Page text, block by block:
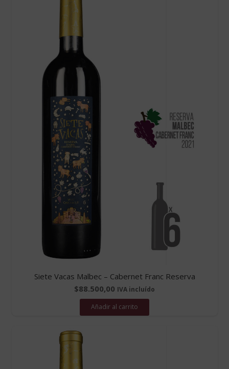
Siete Vacas Malbec – Cabernet Franc Reserva
$88.500,00 IVA incluído
Añadir al carrito